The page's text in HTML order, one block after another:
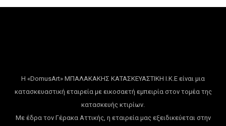
Η «DomusArt» ΜΠΑΛΑΚΑΚΗΣ ΚΑΤΑΣΚΕΥΑΣΤΙΚΗ Ι.Κ.Ε είναι μια
κατασκευαστική εταιρεία με εικοσαετή εμπειρία στον τομέα της
κατασκευής κτιρίων.
Με έδρα τον Γέρακα Αττικής, η εταιρεία μας εξειδικεύεται στην